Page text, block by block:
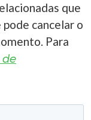
que
cancelar o
Para